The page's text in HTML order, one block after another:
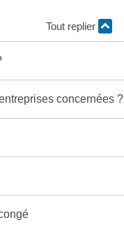
Tout replier
concernées ?